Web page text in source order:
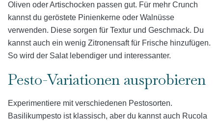
Oliven oder Artischocken passen gut. Für mehr Crunch
kannst du geröstete Pinienkerne oder Walnüsse
verwenden. Diese sorgen für Textur und Geschmack. Du
kannst auch ein wenig Zitronensaft für Frische hinzufügen.
So wird der Salat lebendiger und interessanter.
Pesto-Variationen ausprobieren
Experimentiere mit verschiedenen Pestosorten.
Basilikumpesto ist klassisch, aber du kannst auch Rucola